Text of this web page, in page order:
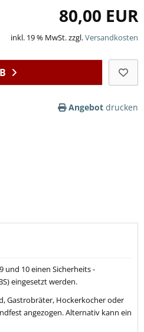
80,00 EUR
inkl. 19 % MwSt. zzgl.Versandkosten
Angebot drucken
und 10 einen Sicherheits -
eingesetzt werden.
Gastrobräter, Hockerkocher oder
angezogen. Alternativ kann ein